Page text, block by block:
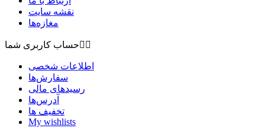
نقشه سايت
مغازه‌ها
حساب کاربری شما 
اطلاعات شخصی
سفارش‌ها
رسیدهای مالی
آدرس‌ها
تخفیف ها
My wishlists